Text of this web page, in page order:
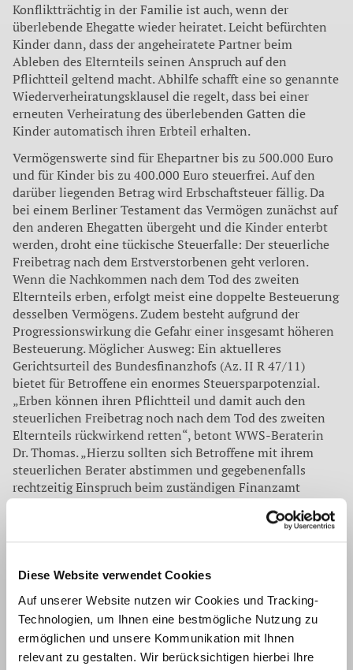
Diese Website verwendet Cookies
Auf unserer Website nutzen wir Cookies und Tracking-
Technologien, um Ihnen eine bestmögliche Nutzung zu
ermöglichen und unsere Kommunikation mit Ihnen
relevant zu gestalten. Wir berücksichtigen hierbei Ihre
Konfliktträchtig in der Familie ist auch, wenn der
überlebende Ehegatte wieder heiratet. Leicht befürchten
Kinder dann, dass der angeheiratete Partner beim
Ableben des Elternteils seinen Anspruch auf den
Pflichtteil geltend macht. Abhilfe schafft eine so genannte
Wiederverheiratungsklausel die regelt, dass bei einer
erneuten Verheiratung des überlebenden Gatten die
Kinder automatisch ihren Erbteil erhalten.
Vermögenswerte sind für Ehepartner bis zu 500.000 Euro
und für Kinder bis zu 400.000 Euro steuerfrei. Auf den
darüber liegenden Betrag wird Erbschaftsteuer fällig. Da
bei einem Berliner Testament das Vermögen zunächst auf
den anderen Ehegatten übergeht und die Kinder enterbt
werden, droht eine tückische Steuerfalle: Der steuerliche
Freibetrag nach dem Erstverstorbenen geht verloren.
Wenn die Nachkommen nach dem Tod des zweiten
Elternteils erben, erfolgt meist eine doppelte Besteuerung
desselben Vermögens. Zudem besteht aufgrund der
Progressionswirkung die Gefahr einer insgesamt höheren
Besteuerung. Möglicher Ausweg: Ein aktuelleres
Gerichtsurteil des Bundesfinanzhofs (Az. II R 47/11)
bietet für Betroffene ein enormes Steuersparpotenzial.
„Erben können ihren Pflichtteil und damit auch den
steuerlichen Freibetrag noch nach dem Tod des zweiten
Elternteils rückwirkend retten“, betont WWS-Beraterin
Dr. Thomas. „Hierzu sollten sich Betroffene mit ihrem
steuerlichen Berater abstimmen und gegebenenfalls
rechtzeitig Einspruch beim zuständigen Finanzamt
Rat der WWS: Eheleute sollten die Vor- und Nachteile des
Modifikationen sowie alternative Lösungen in Betracht
ziehen. Sollen nach dem Ableben des Erstverstorbenen
etwa statt dem Ehepartner die Kinder erben, lässt sich der
länger lebende Ehegatte mit einem Wohn- und
Nießbrauchsrecht absichern. In jedem Fall aber sollten
Betroffene einenExperten zu Rate ziehen, der das